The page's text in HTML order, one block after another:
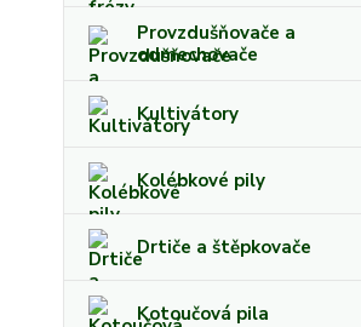
Provzdušňovače a
odmechovače
Kultivátory
Kolébkové pily
Drtiče a štěpkovače
Kotoučová pila